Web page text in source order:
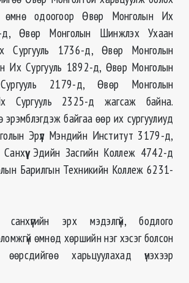
одоогоор Өвөр Монголын Их
д, Өвөр Монголын Шинжлэх Ухаан
Сургууль 1736-д, Өвөр Монголын
Их Сургууль 1892-д, Өвөр Монголын
2179-д, Өвөр Монголын
Сургууль 2325-д жагсаж байна.
байгаа өөр их сургуулиуд
Эрүүл Мэндийн Институт 3179-д,
Эдийн Засгийн Коллеж 4742-д
Барилгын Техникийн Коллеж 6231-
эрх мэдэлгүй, бодлого
өмнөд хөршийн нэг хэсэг болсон
өөрсдийгөө харьцуулахад үнэхээр